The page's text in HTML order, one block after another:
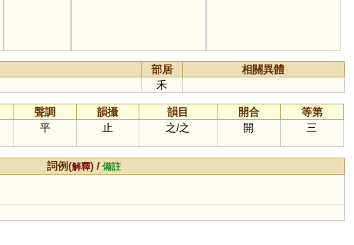
部居
相關異體
禾
聲調 韻攝 韻目 開合
等第
平 止 之/之 開 三
詞例(解釋) /備註